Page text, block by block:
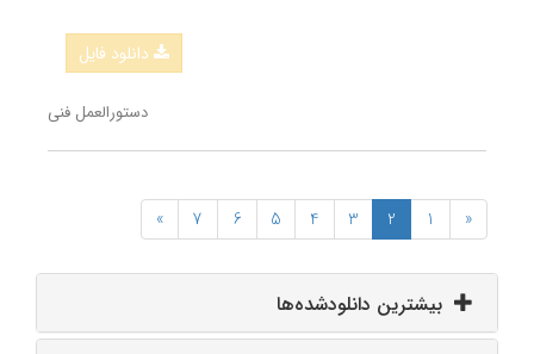
دانلود فایل
دستورالعمل فنی
«
1
2
3
4
5
6
7
»
بیشترین دانلودشده‌ها